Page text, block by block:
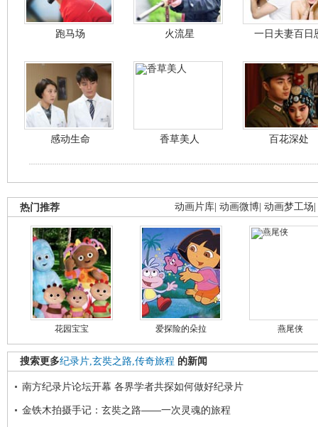
跑马场 火流星 一日夫妻百日
感动生命 香草美人 百花深处
动画片库 动画微博 动画梦工场
热门推荐
花园宝宝 爱探险的朵拉 燕尾侠
搜索更多纪录片,玄奘之路,传奇旅程 的新闻
南方纪录片论坛开幕 各界学者共探如何做好纪录片
金铁木拍摄手记：玄奘之路——一次灵魂的旅程